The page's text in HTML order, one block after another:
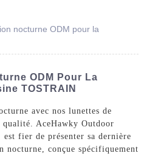
nocturne ODM pour la
ODM Pour La
TOSTRAIN
avec nos lunettes de
AceHawky Outdoor
fier de présenter sa dernière
nocturne, conçue spécifiquement